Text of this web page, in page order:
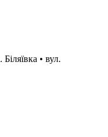
• вул.